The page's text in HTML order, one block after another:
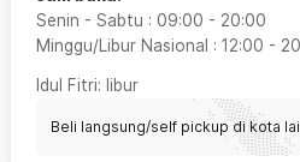
Senin - Sabtu : 09:00 - 20:00
Minggu/Libur Nasional : 12:00 -
Idul Fitri: libur
Beli langsung/self pickup di kota